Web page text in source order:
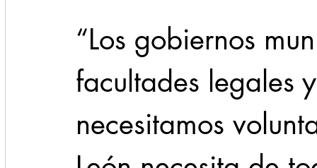
“Los gobiernos
facultades legales
necesitamos